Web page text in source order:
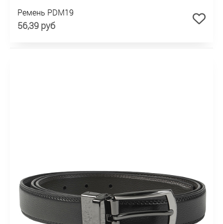
Ремень PDM19
56,39 руб